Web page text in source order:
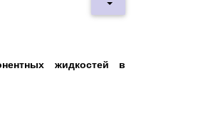
жидкостей в